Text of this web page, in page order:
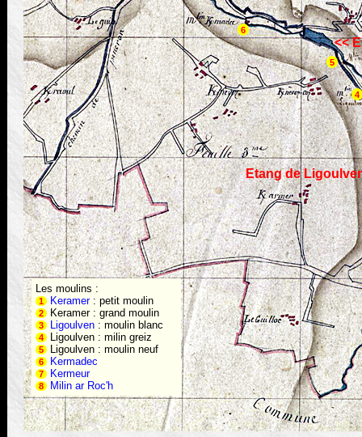
<<
Etang de
4
5
6
Les moulins :
1 Keramer: petit moulin
2 Keramer : grand moulin
3 Ligoulven : moulin blanc
4 Ligoulven : milin greiz
5 Ligoulven : moulin neuf
6 Kermadec
7 Kermeur
8 Milin ar Roc'h